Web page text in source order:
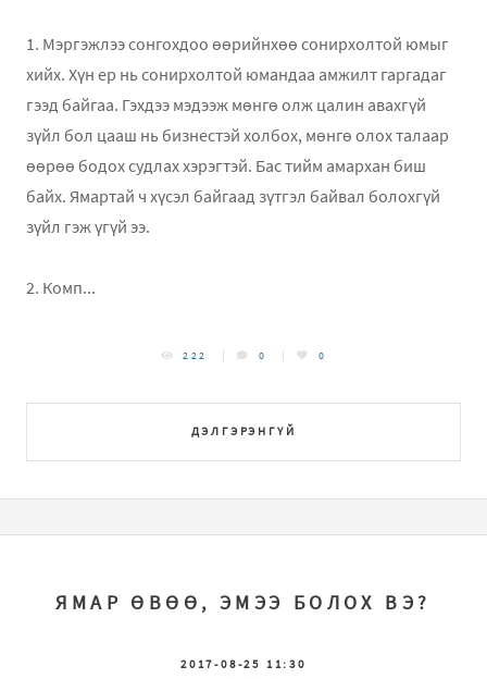
1. Мэргэжлээ сонгохдоо ѳөрийнхөө сонирхолтой юмыг
хийх. Хүн ер нь сонирхолтой юмандаа амжилт гаргадаг
гээд байгаа. Гэхдээ мэдээж мөнгө олж цалин авахгүй
зүйл бол цааш нь бизнестэй холбох, мөнгө олох талаар
өөрөө бодох судлах хэрэгтэй. Бас тийм амархан биш
байх. Ямартай ч хүсэл байгаад зүтгэл байвал болохгүй
зүйл гэж үгүй ээ.
2. Комп...
ДЭЛГЭРЭНГҮЙ
222 0 0
ЯМАР ӨВӨӨ, ЭМЭЭ БОЛОХ ВЭ?
2017-08-25 11:30